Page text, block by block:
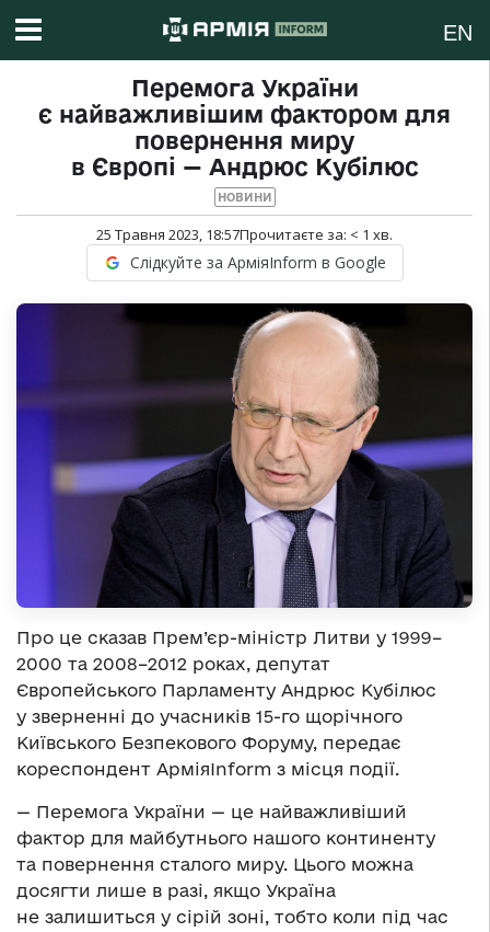
EN
Перемога України
є найважливішим фактором для
повернення миру
в Європі — Андрюс Кубілюс
НОВИНИ
25 Травня 2023, 18:57Прочитаєте за: < 1 хв.
Слідкуйте за АрміяInform в Google
Про це сказав Прем’єр-міністр Литви у 1999–
2000 та 2008–2012 роках, депутат
Європейського Парламенту Андрюс Кубілюс
у зверненні до учасників 15-го щорічного
Київського Безпекового Форуму, передає
кореспондент АрміяInform з місця події.
— Перемога України — це найважливіший
фактор для майбутнього нашого континенту
та повернення сталого миру. Цього можна
досягти лише в разі, якщо Україна
не залишиться у сірій зоні, тобто коли під час